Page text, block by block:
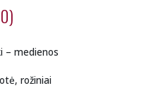
– medienos
rožiniai